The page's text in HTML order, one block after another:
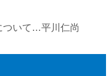
ついて…平川仁尚